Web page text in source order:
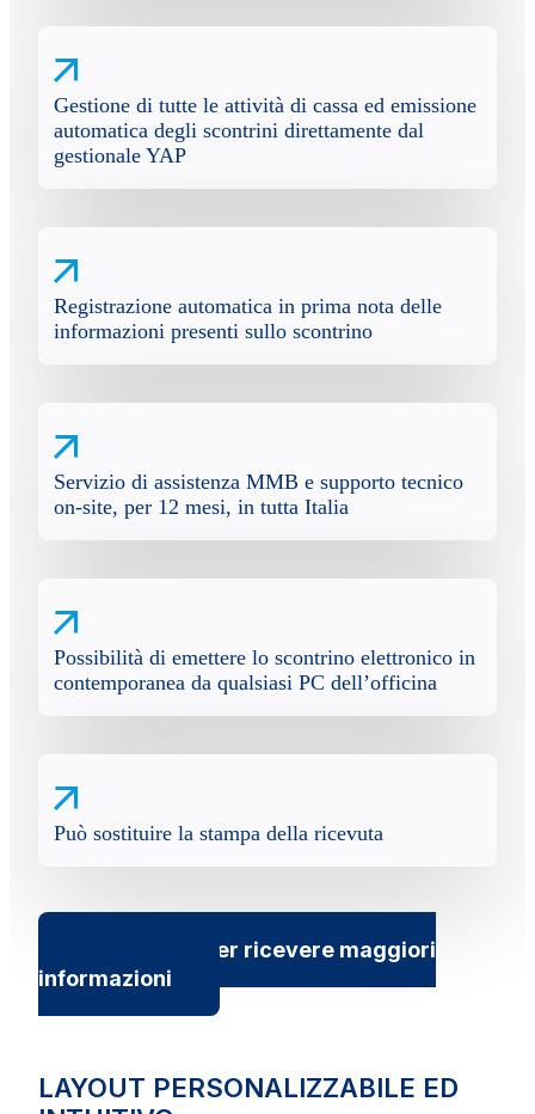
Gestione di tutte le attività di cassa ed emissione
automatica degli scontrini direttamente dal
gestionale YAP
Registrazione automatica in prima nota delle
informazioni presenti sullo scontrino
Servizio di assistenza MMB e supporto tecnico
on-site, per 12 mesi, in tutta Italia
Possibilità di emettere lo scontrino elettronico in
contemporanea da qualsiasi PC dell’officina
Può sostituire la stampa della ricevuta
Contattaci per ricevere maggiori
informazioni
LAYOUT PERSONALIZZABILE ED